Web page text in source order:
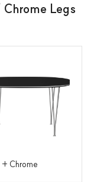
Chrome Legs
+ Chrome